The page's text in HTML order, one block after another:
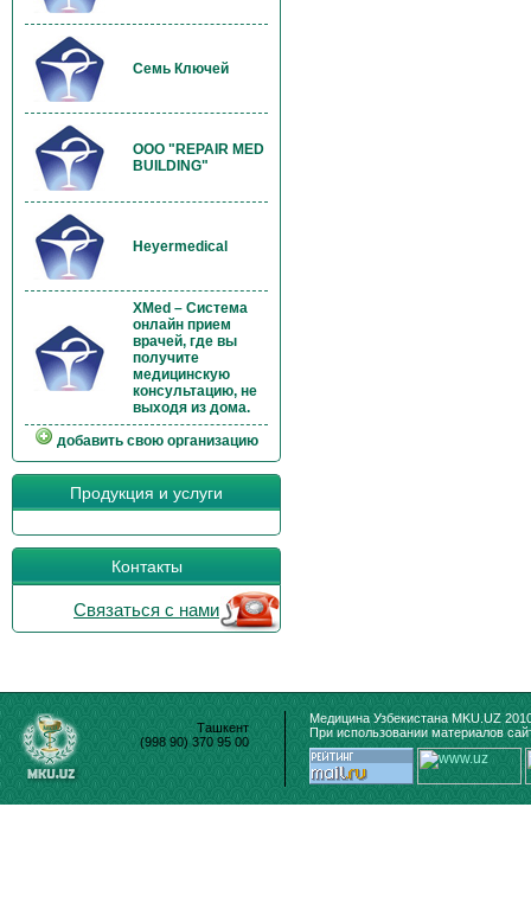
Семь Ключей
OOO "REPAIR MED
BUILDING"
Heyermedical
XMed – Система
онлайн прием
врачей, где вы
получите
медицинскую
консультацию, не
выходя из дома.
добавить свою организацию
Продукция и услуги
Контакты
Связаться с нами
Ташкент
(998 90) 370 95 00
Медицина Узбекистана MKU.UZ
При использовании материалов